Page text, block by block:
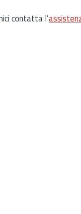
contatta l’